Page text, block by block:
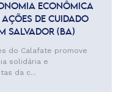
ECONÔMICA
AÇÕES DE CUIDADO
SALVADOR (BA)
do Calafate promove
solidária e
da c...